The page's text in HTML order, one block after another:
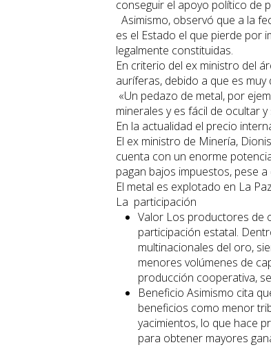
conseguir el apoyo político de
Asimismo, observó que a la
es el Estado el que pierde por
legalmente constituidas.
En criterio del ex ministro del
auríferas, debido a que es
«Un pedazo de metal, por
minerales y es fácil de ocultar
En la actualidad el precio
El ex ministro de Minería,
cuenta con un enorme
pagan bajos impuestos, pese
El metal es explotado en La
La participación
Valor Los productores de
participación estatal.
multinacionales del oro,
menores volúmenes de
producción cooperativa,
Beneficio Asimismo cita
beneficios como menor
yacimientos, lo que hace
para obtener mayores